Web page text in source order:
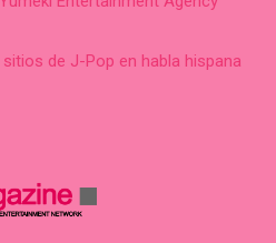
de J-Pop en habla hispana